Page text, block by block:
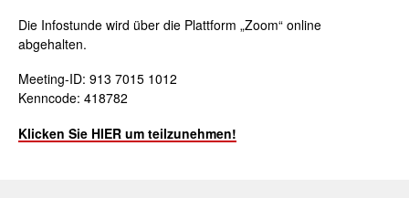
Die Infostunde wird über die Plattform „Zoom“ online
abgehalten.
Meeting-ID: 913 7015 1012
Kenncode: 418782
Klicken Sie HIER um teilzunehmen!